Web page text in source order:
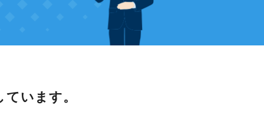
ています。